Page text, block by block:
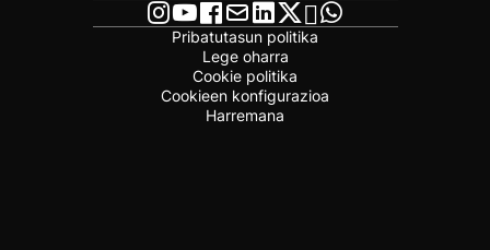
Pribatutasun politika
Lege oharra
Cookie politika
Cookieen konfigurazioa
Harremana